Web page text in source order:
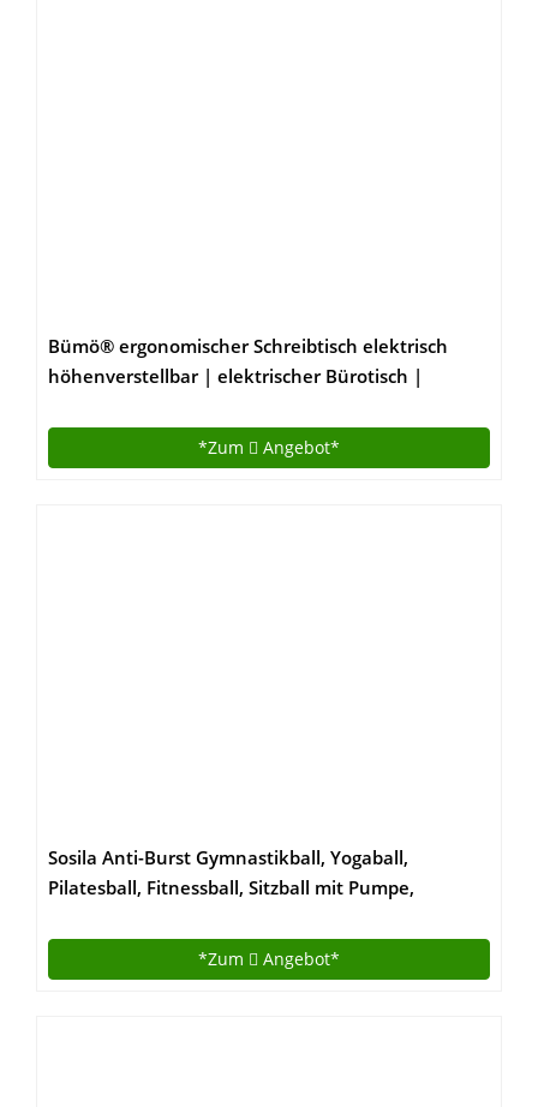
Bümö® ergonomischer Schreibtisch elektrisch
höhenverstellbar | elektrischer Bürotisch |
Memoryfunktion in Rechteck: 160×80 cm Weiß
*Zum Angebot*
Sosila Anti-Burst Gymnastikball, Yogaball,
Pilatesball, Fitnessball, Sitzball mit Pumpe,
Maximalbelastbarkeit, Pezziball Swissball als
Fitness Kleingeräte und Balance Stuhl, ideal für
*Zum Angebot*